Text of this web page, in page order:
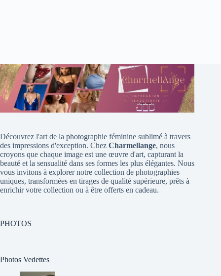
Découvrez l'art de la photographie féminine sublimé à travers
des impressions d'exception. Chez Charmellange, nous
croyons que chaque image est une œuvre d'art, capturant la
beauté et la sensualité dans ses formes les plus élégantes. Nous
vous invitons à explorer notre collection de photographies
uniques, transformées en tirages de qualité supérieure, prêts à
enrichir votre collection ou à être offerts en cadeau.
PHOTOS
Photos Vedettes